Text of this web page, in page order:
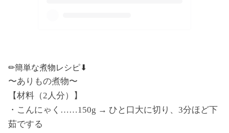
✏︎簡単な煮物レシピ⬇︎
〜ありもの煮物〜
【材料（2人分）】
・こんにゃく……150g → ひと口大に切り、3分ほど下
茹でする